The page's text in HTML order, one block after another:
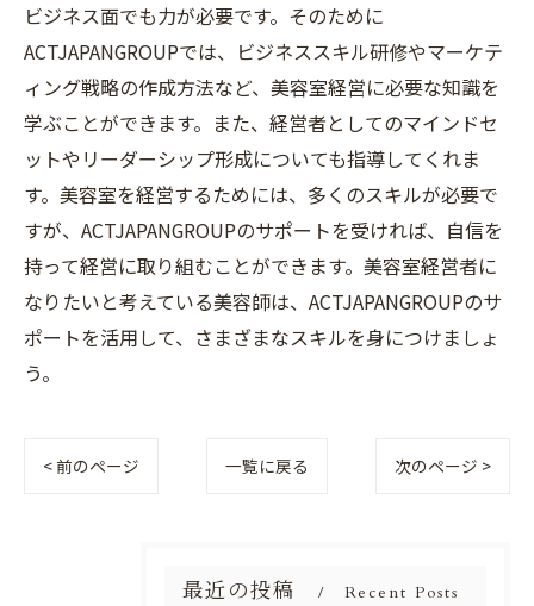
ビジネス面でも力が必要です。そのために
ACTJAPANGROUPでは、ビジネススキル研修やマーケテ
ィング戦略の作成方法など、美容室経営に必要な知識を
学ぶことができます。また、経営者としてのマインドセ
ットやリーダーシップ形成についても指導してくれま
す。美容室を経営するためには、多くのスキルが必要で
すが、ACTJAPANGROUPのサポートを受ければ、自信を
持って経営に取り組むことができます。美容室経営者に
なりたいと考えている美容師は、ACTJAPANGROUPのサ
ポートを活用して、さまざまなスキルを身につけましょ
う。
< 前のページ 一覧に戻る 次のページ >
最近の投稿 Recent Posts